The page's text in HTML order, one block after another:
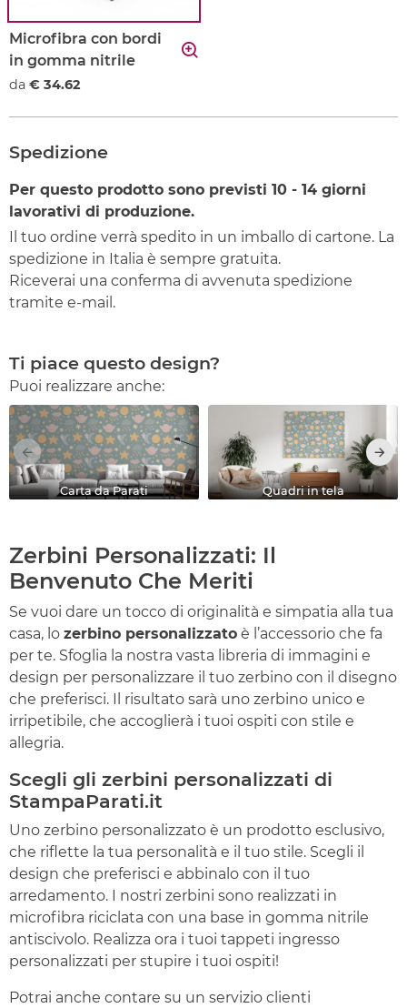
Microfibra con bordi
in gomma nitrile
da € 34.62
Spedizione
Per questo prodotto sono previsti 10 - 14 giorni
lavorativi di produzione.
Il tuo ordine verrà spedito in un imballo di cartone. La
spedizione in Italia è sempre gratuita.
Riceverai una conferma di avvenuta spedizione
tramite e-mail.
Ti piace questo design?
Puoi realizzare anche:
Carta da Parati Quadri in tela
Zerbini Personalizzati: Il
Benvenuto Che Meriti
Se vuoi dare un tocco di originalità e simpatia alla tua
casa, lo zerbino personalizzato è l’accessorio che fa
per te. Sfoglia la nostra vasta libreria di immagini e
design per personalizzare il tuo zerbino con il disegno
che preferisci. Il risultato sarà uno zerbino unico e
irripetibile, che accoglierà i tuoi ospiti con stile e
allegria.
Scegli gli zerbini personalizzati di
StampaParati.it
Uno zerbino personalizzato è un prodotto esclusivo,
che riflette la tua personalità e il tuo stile. Scegli il
design che preferisci e abbinalo con il tuo
arredamento. I nostri zerbini sono realizzati in
microfibra riciclata con una base in gomma nitrile
antiscivolo. Realizza ora i tuoi tappeti ingresso
personalizzati per stupire i tuoi ospiti!
Potrai anche contare su un servizio clienti